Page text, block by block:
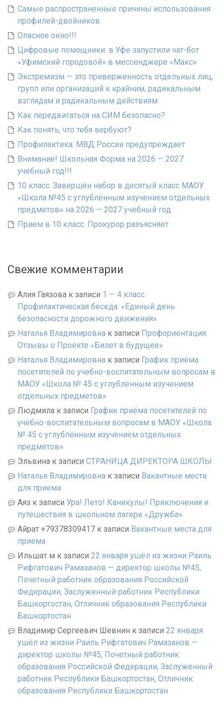
Самые распространенные причины использования
профилей-двойников
Опасное окно!!!
Цифровые помощники: в Уфе запустили чат-бот
«Уфимский городовой» в мессенджере «Макс»
Экстремизм — это приверженность отдельных лиц,
групп или организаций к крайним, радикальным
взглядам и радикальным действиям
Как передвигаться на СИМ безопасно?
Как понять, что тебя вербуют?
Профилактика: МВД России предупреждает
Внимание! Школьная Форма на 2026 — 2027
учебный год!!!
10 класс. Завершён набор в десятый класс МАОУ
«Школа №45 с углублённым изучением отдельных
предметов» на 2026 — 2027 учебный год
Прием в 10 класс. Прокурор разъясняет
Свежие комментарии
Алия Гаязова к записи 1 — 4 класс.
Профилактическая беседа: «Единый день
безопасности дорожного движения»
Наталья Владимировна к записи Профориентация:
Отзывы о Проекте «Билет в будущее»
Наталья Владимировна к записи График приёма
посетителей по учебно-воспитательным вопросам в
МАОУ «Школа № 45 с углублённым изучением
отдельных предметов»
Людмила к записи График приёма посетителей по
учебно-воспитательным вопросам в МАОУ «Школа
№ 45 с углублённым изучением отдельных
предметов»
Эльвина к записи СТРАНИЦА ДИРЕКТОРА ШКОЛЫ
Наталья Владимировна к записи Вакантные места
для приема
Аяз к записи Ура! Лето! Каникулы! Приключения и
путешествия в школьном лагере «Дружба»
Айрат +79378309417 к записи Вакантные места для
приема
Ильшат м к записи 22 января ушёл из жизни Раиль
Рифгатович Рамазанов — директор школы №45,
Почетный работник образования Российской
Федерации, Заслуженный работник Республики
Башкортостан, Отличник образования Республики
Башкортостан
Владимир Сергеевич Шевнин к записи 22 января
ушёл из жизни Раиль Рифгатович Рамазанов —
директор школы №45, Почетный работник
образования Российской Федерации, Заслуженный
работник Республики Башкортостан, Отличник
образования Республики Башкортостан